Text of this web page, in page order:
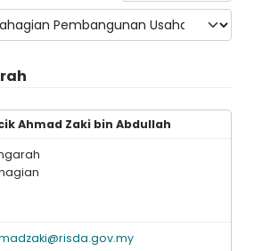
Ahmad Zaki bin Abdullah